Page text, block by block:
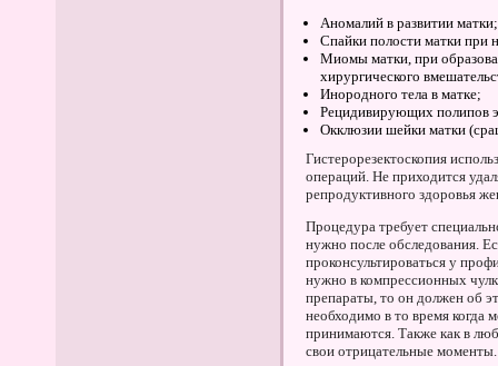
Аномалий в развитии матки;
Спайки полости матки при
Миомы матки, при
хирургического
Инородного тела в матке;
Рецидивирующих полипов
Окклюзии шейки матки
Гистерорезектоскопия
операций. Не приходится
репродуктивного здоровья
Процедура требует
нужно после обследования.
проконсультироваться у
нужно в компрессионных
препараты, то он должен об
необходимо в то время когда
принимаются. Также как в
свои отрицательные моменты.